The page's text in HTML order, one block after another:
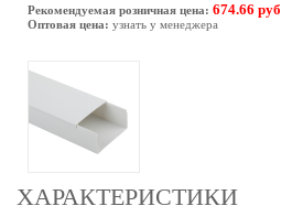
Рекомендуемая розничная цена: 674.66 руб
Оптовая цена: узнать у менеджера
ХАРАКТЕРИСТИКИ